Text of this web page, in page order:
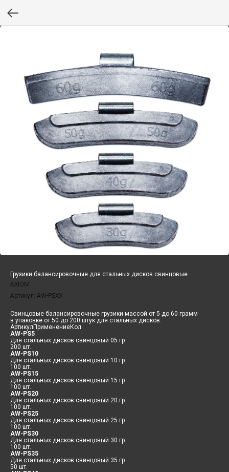
Грузики балансировочные для стальных дисков свинцовые
AXIOM
Артикул: AW-PSXX
Свинцовые балансировочные грузики массой от 5 до 60 грамм
в упаковке от 50 до 200 штук для стальных дисков.
АртикулПрименениеКол.
AW-PS5
Для стальных дисков свинцовый 05 гр
200 шт.
AW-PS10
Для стальных дисков свинцовый 10 гр
100 шт.
AW-PS15
Для стальных дисков свинцовый 15 гр
100 шт.
AW-PS20
Для стальных дисков свинцовый 20 гр
100 шт.
AW-PS25
Для стальных дисков свинцовый 25 гр
100 шт.
AW-PS30
Для стальных дисков свинцовый 30 гр
100 шт.
AW-PS35
Для стальных дисков свинцовый 35 гр
50 шт.